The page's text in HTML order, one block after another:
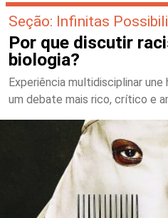
Seção: Infinitas
Por que discutir
biologia?
Experiência multidisciplinar
um debate mais rico, crítico e